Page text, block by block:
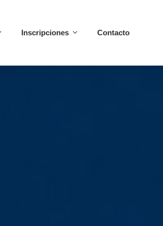
Inscripciones Contacto